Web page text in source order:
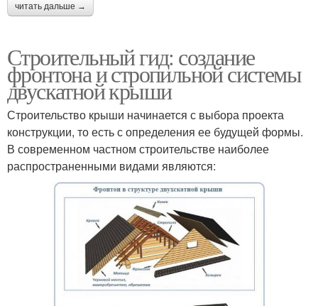
читать дальше →
Строительный гид: создание
фронтона и стропильной системы
двускатной крыши
Строительство крыши начинается с выбора проекта
конструкции, то есть с определения ее будущей формы.
В современном частном строительстве наиболее
распространенными видами являются: